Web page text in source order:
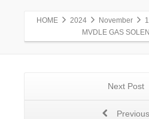
HOME 2024 November
MVDLE GAS
Next Post